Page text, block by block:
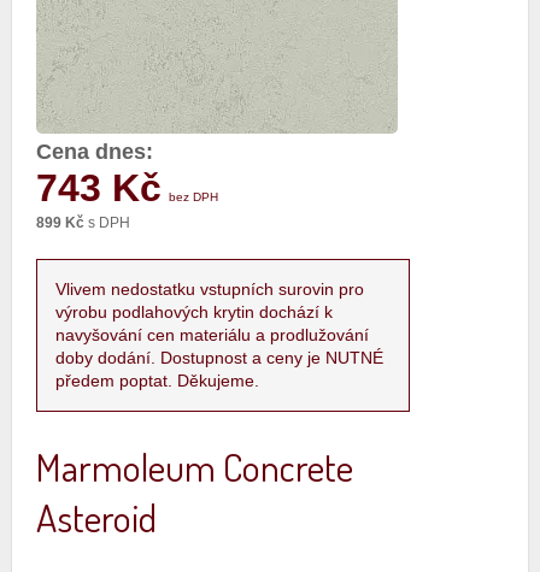
Cena dnes:
743 Kč bez DPH
899 Kč s DPH
Vlivem nedostatku vstupních surovin pro
výrobu podlahových krytin dochází k
navyšování cen materiálu a prodlužování
doby dodání. Dostupnost a ceny je NUTNÉ
předem poptat. Děkujeme.
Marmoleum Concrete
Asteroid